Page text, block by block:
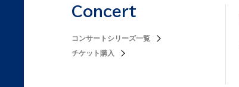
Concert
コンサートシリーズ一覧
チケット購入